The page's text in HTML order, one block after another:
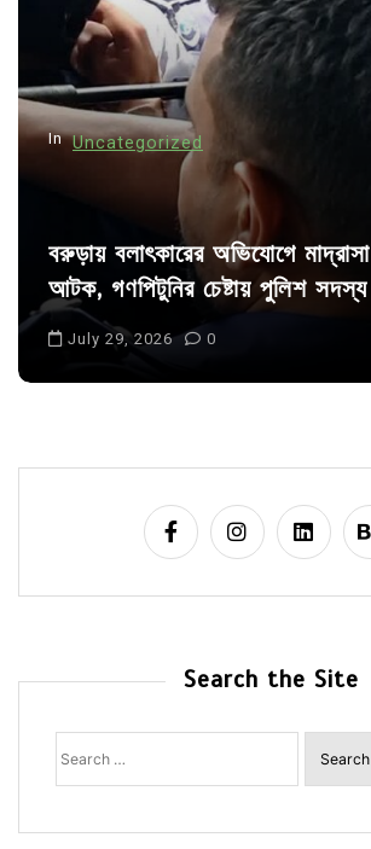
o
n
In Uncategorized
বরুড়ায় বলাৎকারের অভিযোগে
আটক, গণপিটুনির চেষ্টায় পুলিশ
July 29, 2026 0
Search the Site
Search
for: